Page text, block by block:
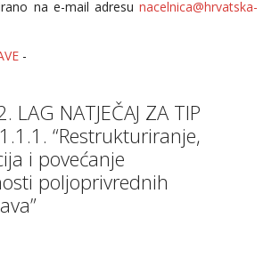
na e-mail adresu nacelnica@hrvatska-
-
LAG NATJEČAJ ZA TIP
1.1.1. “Restrukturiranje,
i povećanje
poljoprivrednih